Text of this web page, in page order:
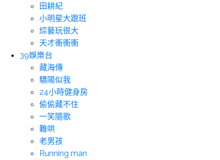
田耕紀
小明星大跟班
綜藝玩很大
天才衝衝衝
39娛樂台
藏海傳
驕陽似我
24小時健身房
偷偷藏不住
一笑隨歌
難哄
老男孩
Running man